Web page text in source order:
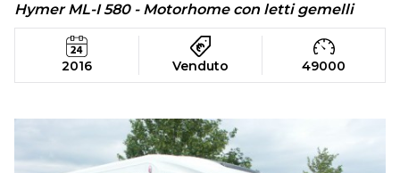
Hymer ML-I 580 - Motorhome con letti gemelli
2016 Venduto 49000